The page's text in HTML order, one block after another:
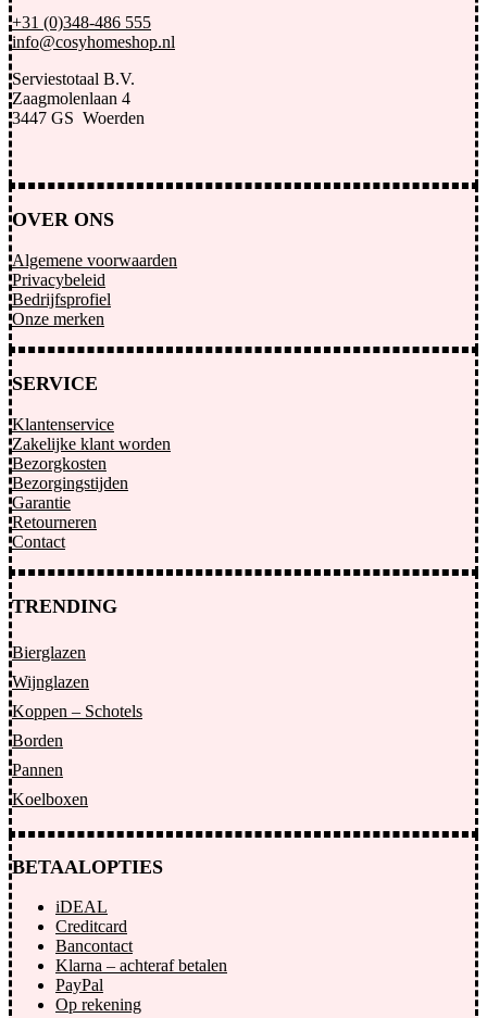
+31 (0)348-486 555
info@cosyhomeshop.nl
Serviestotaal B.V.
Zaagmolenlaan 4
3447 GS Woerden
OVER ONS
Algemene voorwaarden
Privacybeleid
Bedrijfsprofiel
Onze merken
SERVICE
Klantenservice
Zakelijke klant worden
Bezorgkosten
Bezorgingstijden
Garantie
Retourneren
Contact
TRENDING
Bierglazen
Wijnglazen
Koppen – Schotels
Borden
Pannen
Koelboxen
BETAALOPTIES
iDEAL
Creditcard
Bancontact
Klarna – achteraf betalen
PayPal
Op rekening